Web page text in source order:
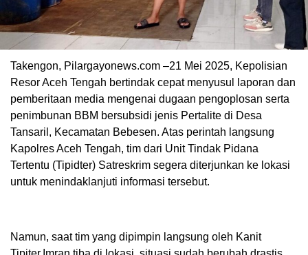
Takengon, Pilargayonews.com –21 Mei 2025, Kepolisian
Resor Aceh Tengah bertindak cepat menyusul laporan dan
pemberitaan media mengenai dugaan pengoplosan serta
penimbunan BBM bersubsidi jenis Pertalite di Desa
Tansaril, Kecamatan Bebesen. Atas perintah langsung
Kapolres Aceh Tengah, tim dari Unit Tindak Pidana
Tertentu (Tipidter) Satreskrim segera diterjunkan ke lokasi
untuk menindaklanjuti informasi tersebut.
Namun, saat tim yang dipimpin langsung oleh Kanit